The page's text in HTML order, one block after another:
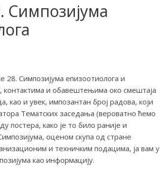
Симпозијума
28. Симпозијума епизоотиолога и
контактима и обавештењима око смештаја
као и увек, импозантан број радова, који
Тематских заседања (вероватно ћемо
постера, како је то било раније и
оценом скупа од стране
и техничким подацима, ја вам у
као информацију.